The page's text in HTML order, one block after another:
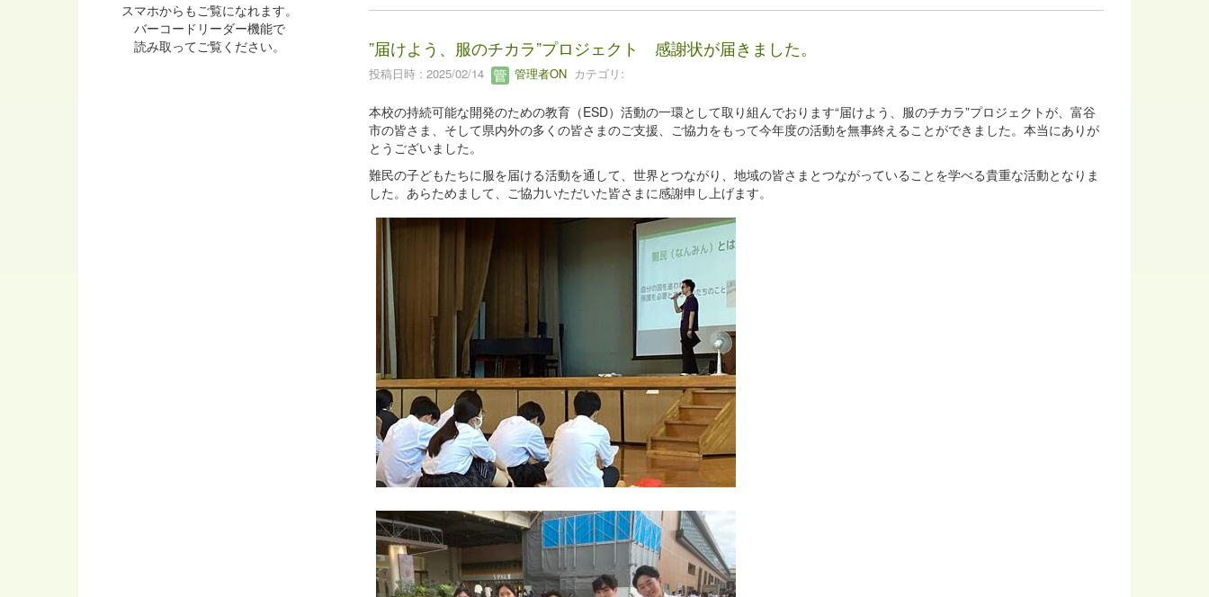
”届けよう、服のチカラ”プロジェクト 感謝状が届きました。
投稿日時 : 2025/02/14 管理者ONカテゴリ:
本校の持続可能な開発のための教育（ESD）活動の一環として取り組んでおります“届けよう、服のチカラ”プロジェクトが、富谷
市の皆さま、そして県内外の多くの皆さまのご支援、ご協力をもって今年度の活動を無事終えることができました。本当にありが
とうございました。
難民の子どもたちに服を届ける活動を通して、世界とつながり、地域の皆さまとつながっていることを学べる貴重な活動となりま
した。あらためまして、ご協力いただいた皆さまに感謝申し上げます。
スマホからもご覧になれます。
バーコードリーダー機能で
読み取ってご覧ください。